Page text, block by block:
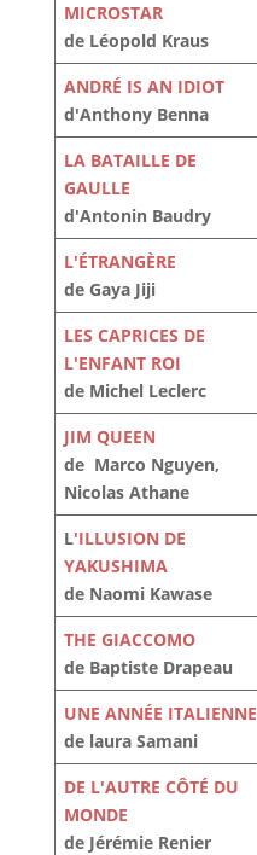
MICROSTAR
de Léopold Kraus
ANDRÉ IS AN IDIOT
d'Anthony Benna
LA BATAILLE DE
GAULLE
d'Antonin Baudry
L'ÉTRANGÈRE
de Gaya Jiji
LES CAPRICES DE
L'ENFANT ROI
de Michel Leclerc
JIM QUEEN
de Marco Nguyen,
Nicolas Athane
L'ILLUSION DE
YAKUSHIMA
de Naomi Kawase
THE GIACCOMO
de Baptiste Drapeau
UNE ANNÉE ITALIENNE
de laura Samani
DE L'AUTRE CÔTÉ DU
MONDE
de Jérémie Renier